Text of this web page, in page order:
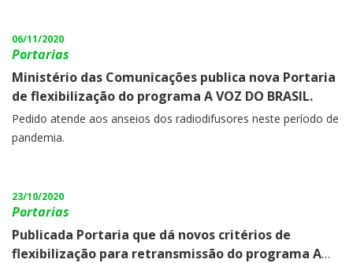
06/11/2020
Portarias
Ministério das Comunicações publica nova Portaria
de flexibilização do programa A VOZ DO BRASIL.
Pedido atende aos anseios dos radiodifusores neste período de
pandemia.
23/10/2020
Portarias
Publicada Portaria que dá novos critérios de
flexibilização para retransmissão do programa A